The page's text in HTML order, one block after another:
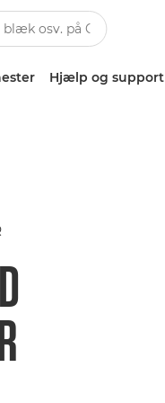
Hjælp og support